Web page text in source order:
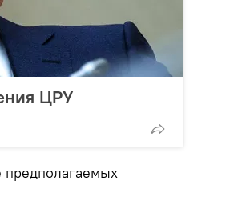
ЦРУ
предполагаемых